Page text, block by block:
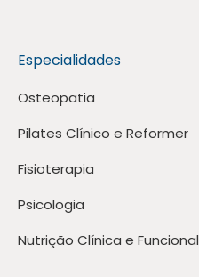
Especialidades
Osteopatia
Pilates Clínico e Reformer
Fisioterapia
Psicologia
Nutrição Clínica e Funcional